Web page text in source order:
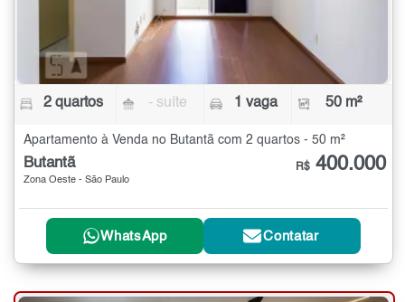
2 quartos - suíte 1 vaga 50 m²
Apartamento à Venda no Butantã com 2 quartos - 50 m²
Butantã
Zona Oeste - São Paulo
R$ 400.000
WhatsApp Contatar